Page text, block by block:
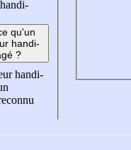
qu'un
handi-
?
handi-